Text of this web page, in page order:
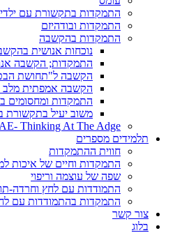
התמקדות בתקשורת עם
התמקדות ובודהיזם
התמקדות בהקשבה
נוכחות אנושית
התמקדות; הקשבה
הקשבה ל"תחושת
הקשבה אמפתית מלב
התמקדות ומחסומים
משוב יעיל בתקשורת
Thinking At The Adge
תלמידים מספרים
חווית ההתמקדות
התמקדות וחיים של איכות
שפה של עוצמה וריפוי
התמודדות עם לחץ וחרדה-
התמקדות בהתמודדות עם
צור קשר
בלוג